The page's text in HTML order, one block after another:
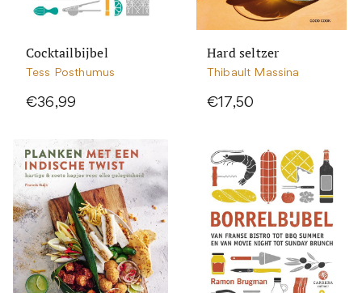
Cocktailbijbel
Tess Posthumus
€36,99
Hard seltzer
Thibault Massina
€17,50